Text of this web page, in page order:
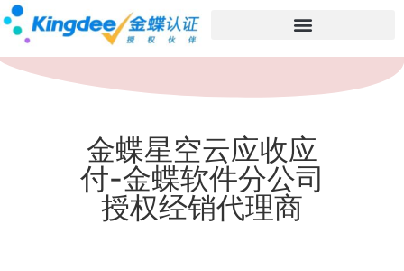
金蝶星空云应收应
付-金蝶软件分公司
授权经销代理商